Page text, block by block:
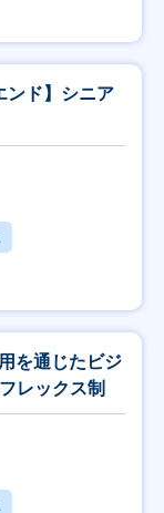
ンド】シニア
を通じたビジ
レックス制